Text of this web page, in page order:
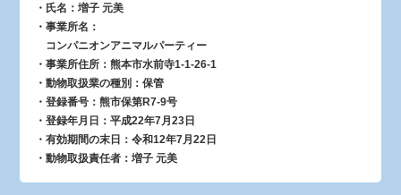
・氏名：増子 元美
・事業所名：
コンパニオンアニマルパーティー
・事業所住所：熊本市水前寺1-1-26-1
・動物取扱業の種別：保管
・登録番号：熊市保第R7-9号
・登録年月日：平成22年7月23日
・有効期間の末日：令和12年7月22日
・動物取扱責任者：増子 元美